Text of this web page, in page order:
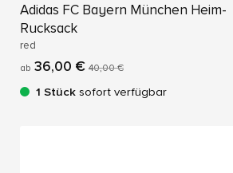
Adidas FC Bayern München Heim-
Rucksack
red
ab 36,00 € 40,00 €
1 Stück sofort verfügbar